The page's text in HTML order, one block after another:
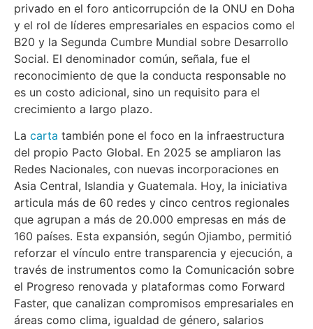
privado en el foro anticorrupción de la ONU en Doha
y el rol de líderes empresariales en espacios como el
B20 y la Segunda Cumbre Mundial sobre Desarrollo
Social. El denominador común, señala, fue el
reconocimiento de que la conducta responsable no
es un costo adicional, sino un requisito para el
crecimiento a largo plazo.
La carta también pone el foco en la infraestructura
del propio Pacto Global. En 2025 se ampliaron las
Redes Nacionales, con nuevas incorporaciones en
Asia Central, Islandia y Guatemala. Hoy, la iniciativa
articula más de 60 redes y cinco centros regionales
que agrupan a más de 20.000 empresas en más de
160 países. Esta expansión, según Ojiambo, permitió
reforzar el vínculo entre transparencia y ejecución, a
través de instrumentos como la Comunicación sobre
el Progreso renovada y plataformas como Forward
Faster, que canalizan compromisos empresariales en
áreas como clima, igualdad de género, salarios